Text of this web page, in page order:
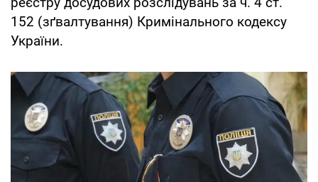
152 (зґвалтування) Кримінального кодексу
України.